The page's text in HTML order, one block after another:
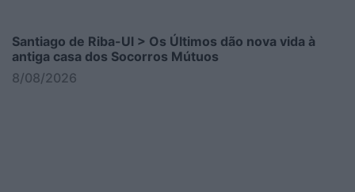
Santiago de Riba-Ul > Os Últimos dão nova vida à
antiga casa dos Socorros Mútuos
8/08/2026